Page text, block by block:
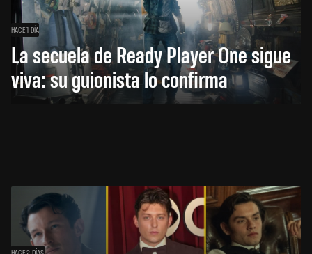
HACE 1 DÍA
La secuela de Ready Player One sigue
viva: su guionista lo confirma